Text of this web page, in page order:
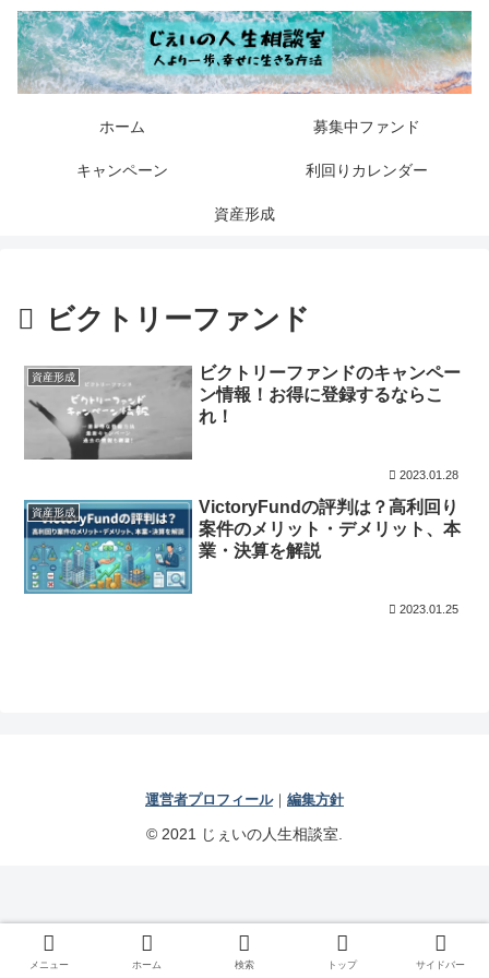
ホーム 募集中ファンド
キャンペーン 利回りカレンダー
資産形成
ビクトリーファンド
資産形成
ビクトリーファンドのキャンペー
ン情報！お得に登録するならこ
れ！
2023.01.28
資産形成
VictoryFundの評判は？高利回り
案件のメリット・デメリット、本
業・決算を解説
2023.01.25
運営者プロフィール｜ 編集方針
© 2021 じぇいの人生相談室.
メニュー ホーム 検索 トップ サイドバー